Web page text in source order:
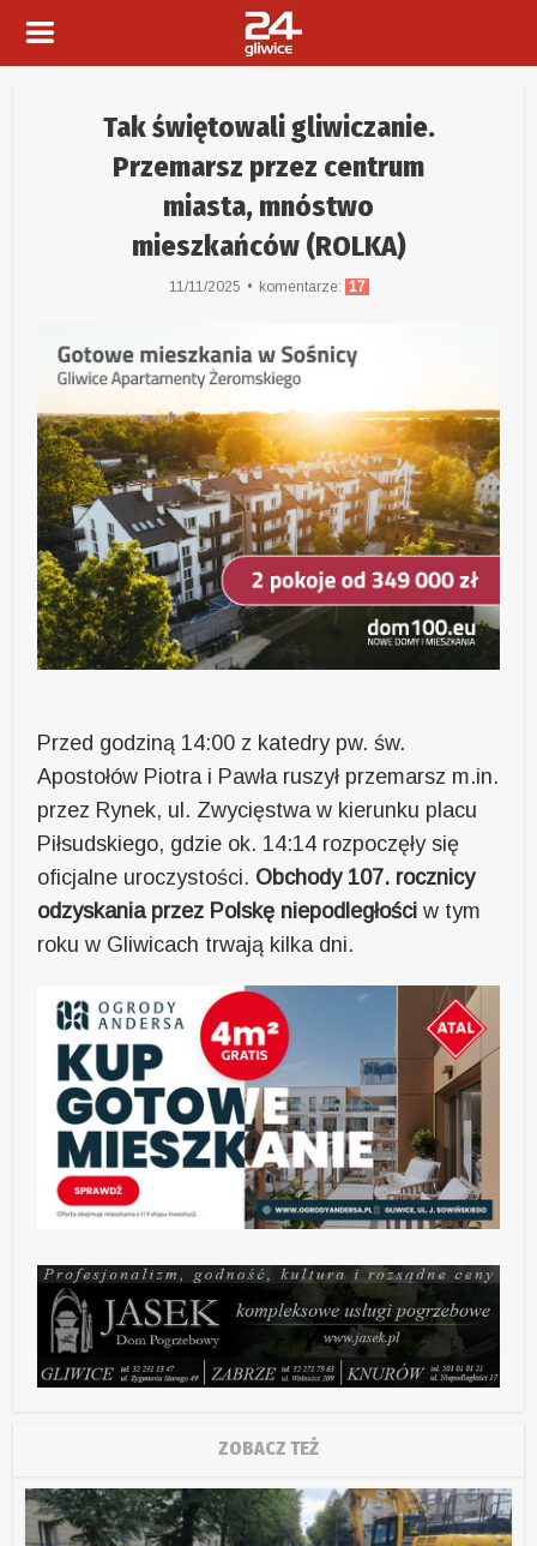
Tak świętowali gliwiczanie.
Przemarsz przez centrum
miasta, mnóstwo
mieszkańców (ROLKA)
11/11/2025 komentarze: 17
Przed godziną 14:00 z katedry pw. św.
Apostołów Piotra i Pawła ruszył przemarsz m.in.
przez Rynek, ul. Zwycięstwa w kierunku placu
Piłsudskiego, gdzie ok. 14:14 rozpoczęły się
oficjalne uroczystości. Obchody 107. rocznicy
odzyskania przez Polskę niepodległości w tym
roku w Gliwicach trwają kilka dni.
ZOBACZ TEŻ